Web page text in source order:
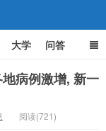
大学 问答
病例激增, 新一
阅读(721)